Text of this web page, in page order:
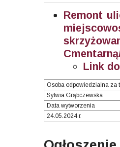
Remont
Link
Osoba odpowiedzialna za
Sylwia Grąbczewska
Data wytworzenia
24.05.2024 r.